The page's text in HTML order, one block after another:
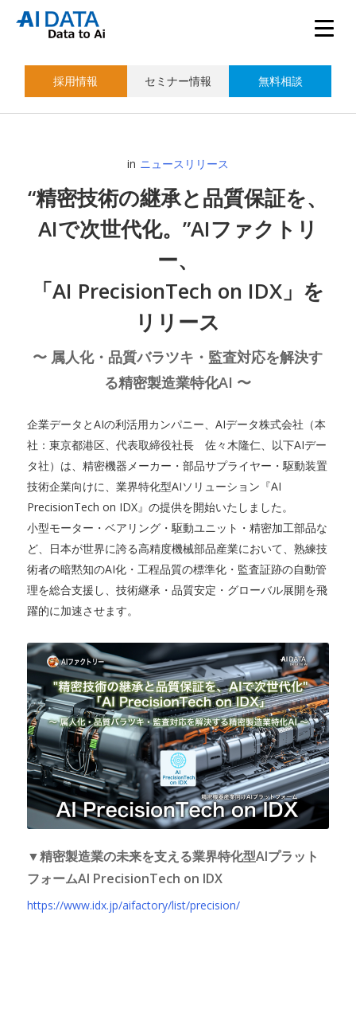
採用情報 セミナー情報 無料相談
in ニュースリリース
“精密技術の継承と品質保証を、
AIで次世代化。”AIファクトリ
ー、
「AI PrecisionTech on IDX」を
リリース
〜 属人化・品質バラツキ・監査対応を解決す
る精密製造業特化AI 〜
企業データとAIの利活用カンパニー、AIデータ株式会社（本
社：東京都港区、代表取締役社長 佐々木隆仁、以下AIデー
タ社）は、精密機器メーカー・部品サプライヤー・駆動装置
技術企業向けに、業界特化型AIソリューション『AI
PrecisionTech on IDX』の提供を開始いたしました。
小型モーター・ベアリング・駆動ユニット・精密加工部品な
ど、日本が世界に誇る高精度機械部品産業において、熟練技
術者の暗黙知のAI化・工程品質の標準化・監査証跡の自動管
理を総合支援し、技術継承・品質安定・グローバル展開を飛
躍的に加速させます。
▼精密製造業の未来を支える業界特化型AIプラット
フォームAI PrecisionTech on IDX
https://www.idx.jp/aifactory/list/precision/